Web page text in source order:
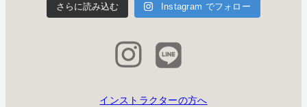
さらに読み込む Instagram でフォロー
インストラクターの方へ